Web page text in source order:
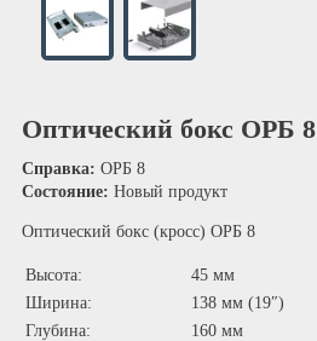
Оптический бокс ОРБ 8
Справка: ОРБ 8
Состояние: Новый продукт
Оптический бокс (кросс) ОРБ 8
Высота:
45 мм
Ширина:
138 мм (19″)
Глубина:
160 мм